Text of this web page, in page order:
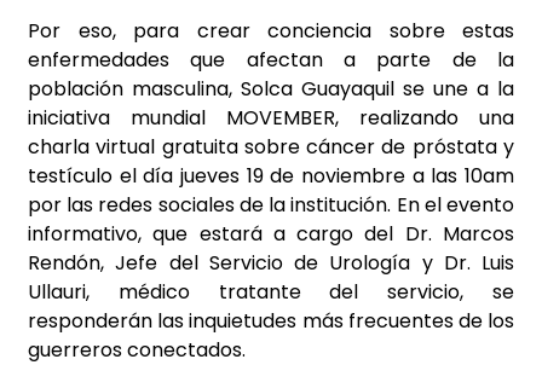
Por eso, para crear conciencia sobre estas
enfermedades que afectan a parte de la
población masculina, Solca Guayaquil se une a la
iniciativa mundial MOVEMBER, realizando una
charla virtual gratuita sobre cáncer de próstata y
testículo el día jueves 19 de noviembre a las 10am
por las redes sociales de la institución. En el evento
informativo, que estará a cargo del Dr. Marcos
Rendón, Jefe del Servicio de Urología y Dr. Luis
Ullauri, médico tratante del servicio, se
responderán las inquietudes más frecuentes de los
guerreros conectados.